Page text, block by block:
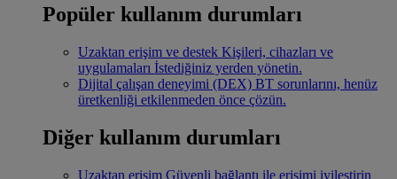
Popüler kullanım durumları
Uzaktan erişim ve destek Kişileri, cihazları ve
uygulamaları İstediğiniz yerden yönetin.
Dijital çalışan deneyimi (DEX) BT sorunlarını, henüz
üretkenliği etkilenmeden önce çözün.
Diğer kullanım durumları
Uzaktan erişim Güvenli bağlantı ile erişimi iyileştirin